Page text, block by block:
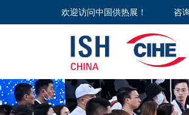
欢迎访问中国供热展！ 咨